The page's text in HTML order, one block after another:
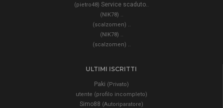
(pietro48) Service scaduto..
(NIK78) ..
(scalzomen) ..
(NIK78) ..
(scalzomen) ..
ULTIMI ISCRITTI
Paki (Privato)
utente (profilo incompleto)
Simo88 (Autoriparatore)